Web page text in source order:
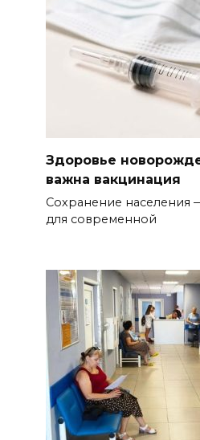
Здоровье
важна вакцинация
Сохранение населения
для современной